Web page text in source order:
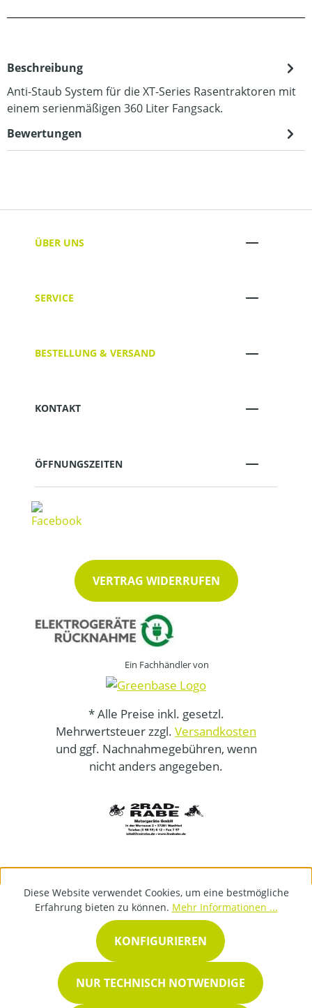
Beschreibung
Anti-Staub System für die XT-Series Rasentraktoren mit
einem serienmäßigen 360 Liter Fangsack.
Bewertungen
ÜBER UNS
SERVICE
BESTELLUNG & VERSAND
KONTAKT
ÖFFNUNGSZEITEN
VERTRAG WIDERRUFEN
Ein Fachhändler von
* Alle Preise inkl. gesetzl.
Mehrwertsteuer zzgl. Versandkosten
und ggf. Nachnahmegebühren, wenn
nicht anders angegeben.
Diese Website verwendet Cookies, um eine bestmögliche
Erfahrung bieten zu können. Mehr Informationen ...
NUR TECHNISCH NOTWENDIGE
KONFIGURIEREN